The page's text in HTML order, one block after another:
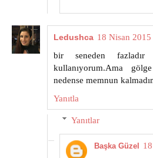
Ledushca 18 Nisan
bir seneden
kullanıyorum.Ama
nedense memnun
Yanıtla
Yanıtlar
Başka Güzel